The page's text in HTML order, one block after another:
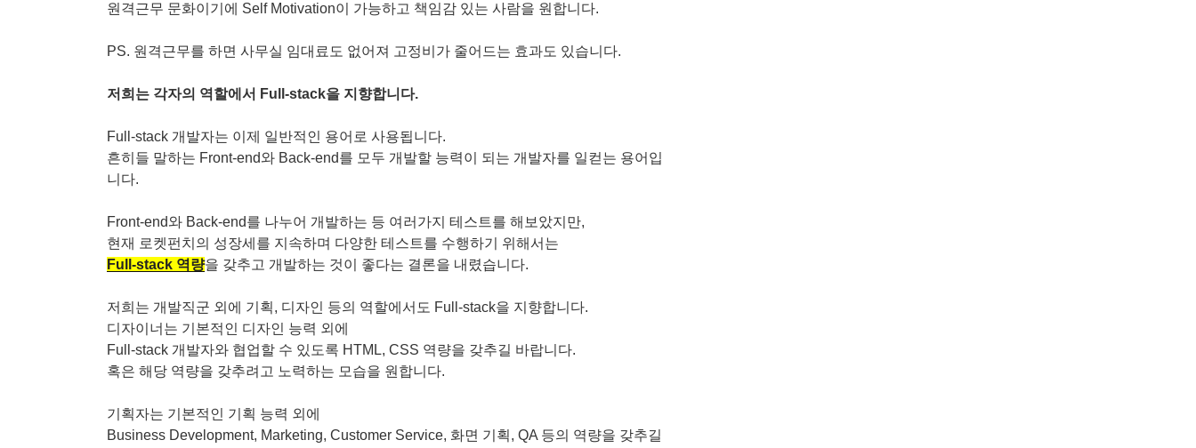
원격근무 문화이기에 Self Motivation이 가능하고 책임감 있는 사람을 원합니다.
PS. 원격근무를 하면 사무실 임대료도 없어져 고정비가 줄어드는 효과도 있습니다.
저희는 각자의 역할에서 Full-stack을 지향합니다.
Full-stack 개발자는 이제 일반적인 용어로 사용됩니다.
흔히들 말하는 Front-end와 Back-end를 모두 개발할 능력이 되는 개발자를 일컫는 용어입
니다.
Front-end와 Back-end를 나누어 개발하는 등 여러가지 테스트를 해보았지만,
현재 로켓펀치의 성장세를 지속하며 다양한 테스트를 수행하기 위해서는
Full-stack 역량을 갖추고 개발하는 것이 좋다는 결론을 내렸습니다.
저희는 개발직군 외에 기획, 디자인 등의 역할에서도 Full-stack을 지향합니다.
디자이너는 기본적인 디자인 능력 외에
Full-stack 개발자와 협업할 수 있도록 HTML, CSS 역량을 갖추길 바랍니다.
혹은 해당 역량을 갖추려고 노력하는 모습을 원합니다.
기획자는 기본적인 기획 능력 외에
Business Development, Marketing, Customer Service, 화면 기획, QA 등의 역량을 갖추길